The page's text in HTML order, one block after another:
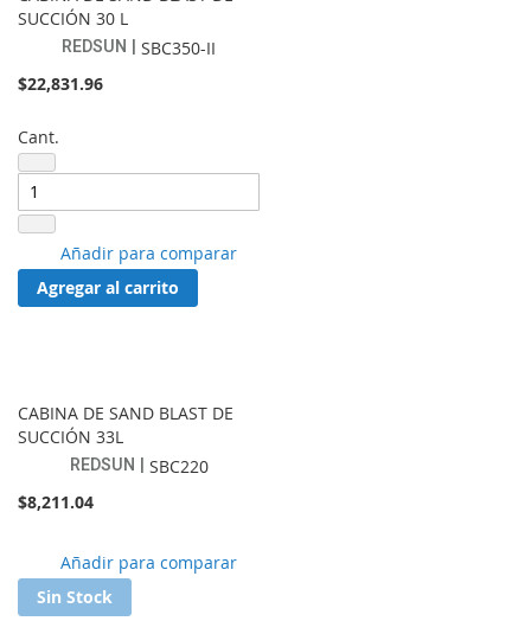
SUCCIÓN 30 L
REDSUN
SBC350-II
$22,831.96
Cant.
Añadir
a
lista
Añadir para comparar
Agregar al carrito
CABINA DE SAND BLAST DE
SUCCIÓN 33L
REDSUN
SBC220
$8,211.04
Añadir
a
lista
Añadir para comparar
Sin Stock